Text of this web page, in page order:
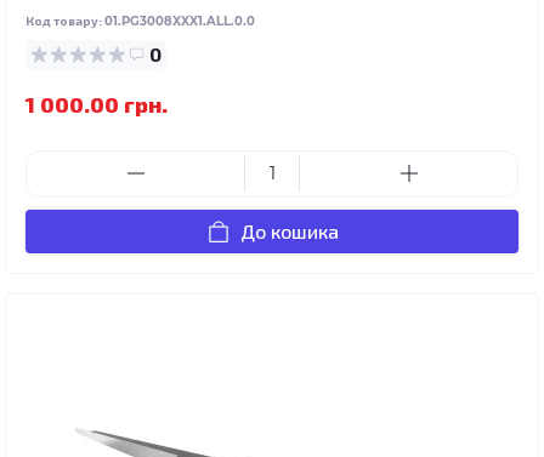
Код товару:01.PG3008XXX1.ALL.0.0
0
1 000.00 грн.
До кошика